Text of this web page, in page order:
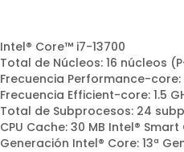
Intel® Core™ i7-13700
Total de Núcleos: 16 núcleos
Frecuencia Performance-core:
Frecuencia Efficient-core: 1.5
Total de Subprocesos: 24
CPU Cache: 30 MB Intel®
Generación Intel® Core: 13ª